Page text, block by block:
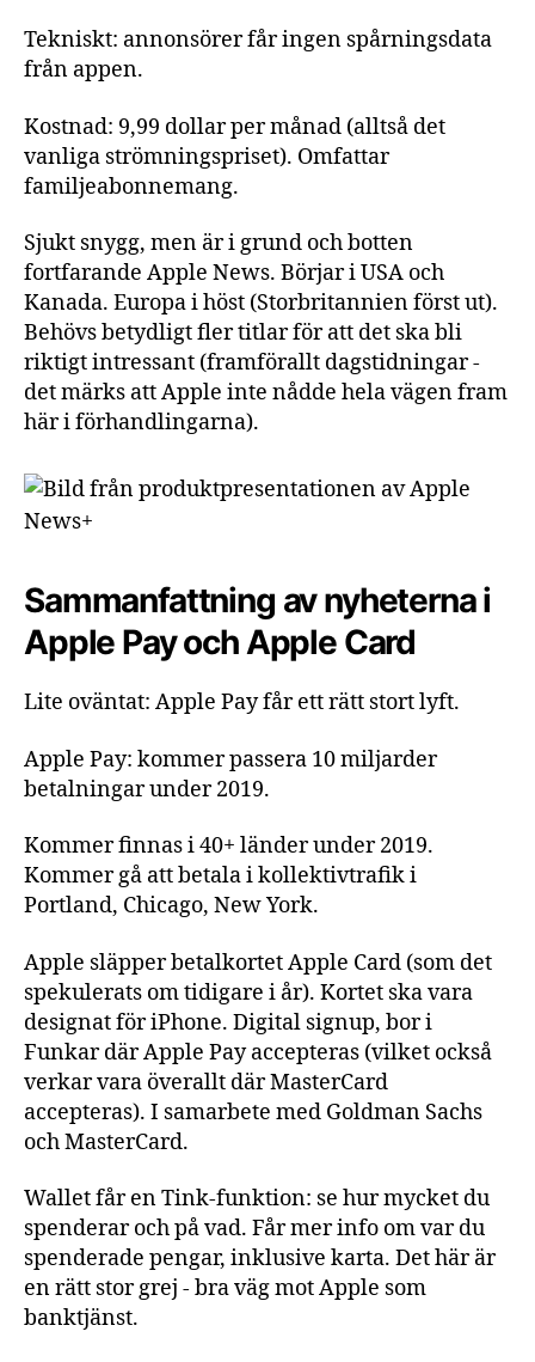
Tekniskt: annonsörer får ingen spårningsdata
från appen.
Kostnad: 9,99 dollar per månad (alltså det
vanliga strömningspriset). Omfattar
familjeabonnemang.
Sjukt snygg, men är i grund och botten
fortfarande Apple News. Börjar i USA och
Kanada. Europa i höst (Storbritannien först ut).
Behövs betydligt fler titlar för att det ska bli
riktigt intressant (framförallt dagstidningar -
det märks att Apple inte nådde hela vägen fram
här i förhandlingarna).
Sammanfattning av nyheterna i
Apple Pay och Apple Card
Lite oväntat: Apple Pay får ett rätt stort lyft.
Apple Pay: kommer passera 10 miljarder
betalningar under 2019.
Kommer finnas i 40+ länder under 2019.
Kommer gå att betala i kollektivtrafik i
Portland, Chicago, New York.
Apple släpper betalkortet Apple Card (som det
spekulerats om tidigare i år). Kortet ska vara
designat för iPhone. Digital signup, bor i
Funkar där Apple Pay accepteras (vilket också
verkar vara överallt där MasterCard
accepteras). I samarbete med Goldman Sachs
och MasterCard.
Wallet får en Tink-funktion: se hur mycket du
spenderar och på vad. Får mer info om var du
spenderade pengar, inklusive karta. Det här är
en rätt stor grej - bra väg mot Apple som
banktjänst.